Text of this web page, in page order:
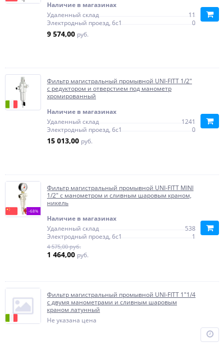
Наличие в магазинах
Удаленный склад
11
Электродный проезд, 6с1
0
9 574,00 руб.
Фильтр магистральный промывной UNI-FITT 1/2"
с редуктором и отверстием под манометр
хромированный
Наличие в магазинах
Удаленный склад
1241
Электродный проезд, 6с1
0
15 013,00 руб.
-68%
Фильтр магистральный промывной UNI-FITT MINI
1/2" с манометром и сливным шаровым краном,
никель
Наличие в магазинах
Удаленный склад
538
Электродный проезд, 6с1
1
4 575,00 руб.
1 464,00 руб.
Фильтр магистральный промывной UNI-FITT 1"1/4
с двумя манометрами и сливным шаровым
краном латунный
Не указана цена